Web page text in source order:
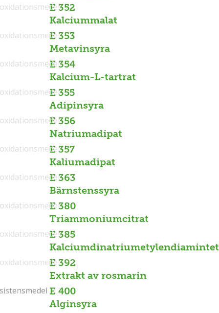
E 352
Kalciummalat
E 353
Metavinsyra
E 354
Kalcium-L-tartrat
E 355
Adipinsyra
E 356
Natriumadipat
E 357
Kaliumadipat
E 363
Bärnstenssyra
E 380
Triammoniumcitrat
E 385
E 392
Extrakt av rosmarin
E 400
Alginsyra